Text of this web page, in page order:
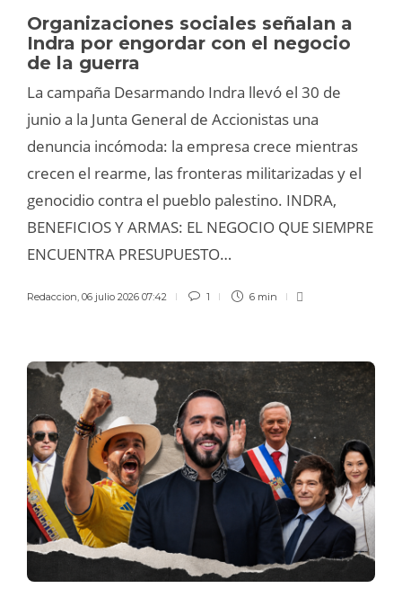
Organizaciones sociales señalan a
Indra por engordar con el negocio
de la guerra
La campaña Desarmando Indra llevó el 30 de
junio a la Junta General de Accionistas una
denuncia incómoda: la empresa crece mientras
crecen el rearme, las fronteras militarizadas y el
genocidio contra el pueblo palestino. INDRA,
BENEFICIOS Y ARMAS: EL NEGOCIO QUE SIEMPRE
ENCUENTRA PRESUPUESTO…
Redaccion, 06 julio 2026 07:42 1 6 min